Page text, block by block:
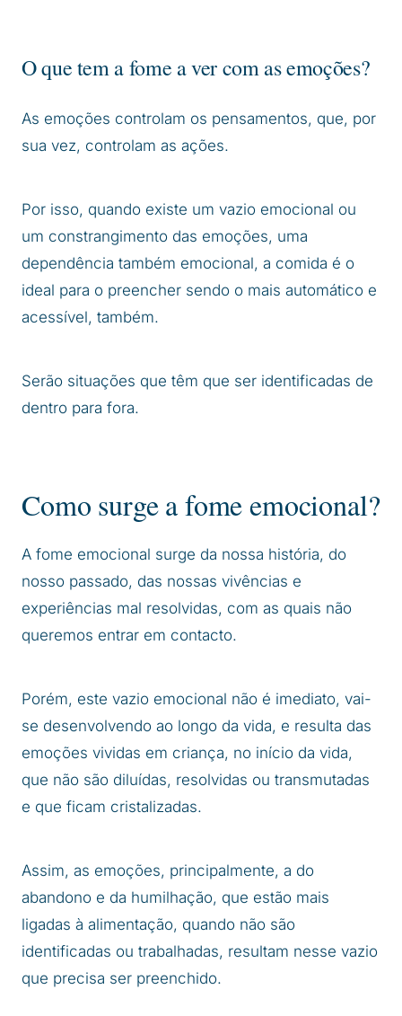
O que tem a fome a ver com as emoções?
As emoções controlam os pensamentos, que, por
sua vez, controlam as ações.
Por isso, quando existe um vazio emocional ou
um constrangimento das emoções, uma
dependência também emocional, a comida é o
ideal para o preencher sendo o mais automático e
acessível, também.
Serão situações que têm que ser identificadas de
dentro para fora.
Como surge a fome emocional?
A fome emocional surge da nossa história, do
nosso passado, das nossas vivências e
experiências mal resolvidas, com as quais não
queremos entrar em contacto.
Porém, este vazio emocional não é imediato, vai-
se desenvolvendo ao longo da vida, e resulta das
emoções vividas em criança, no início da vida,
que não são diluídas, resolvidas ou transmutadas
e que ficam cristalizadas.
Assim, as emoções, principalmente, a do
abandono e da humilhação, que estão mais
ligadas à alimentação, quando não são
identificadas ou trabalhadas, resultam nesse vazio
que precisa ser preenchido.